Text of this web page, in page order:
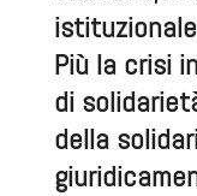
Più la crisi
di
della